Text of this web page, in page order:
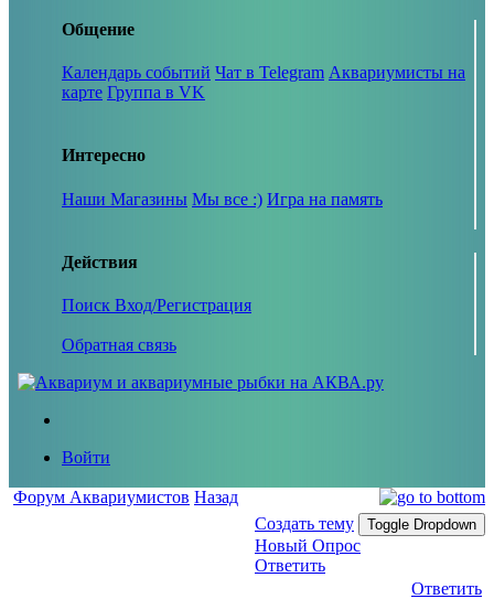
Общение
Календарь событий Чат в Telegram Аквариумисты на
карте Группа в VK
Интересно
Наши Магазины Мы все :) Игра на память
Действия
Поиск Вход/Регистрация
Обратная связь
Войти
Форум Аквариумистов Назад
Создать тему
Toggle Dropdown
Новый Опрос
Ответить
Ответить